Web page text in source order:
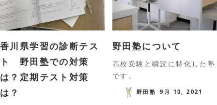
香川県学習の診断テス
ト 野田塾での対策
は？定期テスト対策
は？
野田塾について
高校受験と瞬読に特化した塾
です。
野田塾 9月 10, 2021